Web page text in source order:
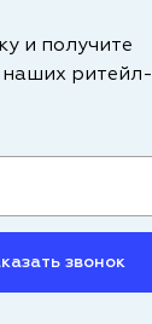
и получите
ритейл-
звонок